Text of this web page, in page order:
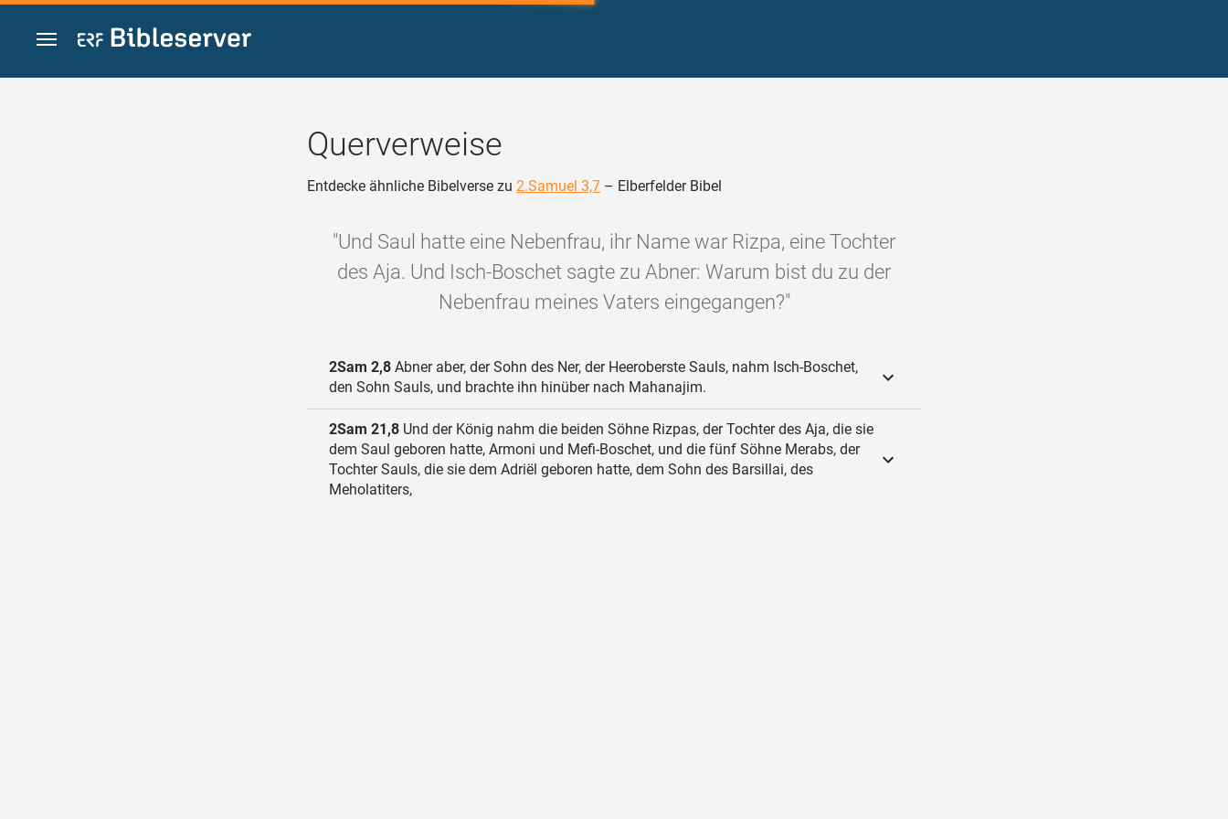
Zum Inhalt springen
Querverweise
Entdecke ähnliche Bibelverse zu 2.Samuel 3,7 – Elberfelder Bibel
"Und Saul hatte eine Nebenfrau, ihr Name war Rizpa, eine Tochter
des Aja. Und Isch-Boschet sagte zu Abner: Warum bist du zu der
Nebenfrau meines Vaters eingegangen?"
2Sam 2,8 Abner aber, der Sohn des Ner, der Heeroberste Sauls, nahm Isch-Boschet,
den Sohn Sauls, und brachte ihn hinüber nach Mahanajim.
2Sam 21,8 Und der König nahm die beiden Söhne Rizpas, der Tochter des Aja, die sie
dem Saul geboren hatte, Armoni und Mefi-Boschet, und die fünf Söhne Merabs, der
Tochter Sauls, die sie dem Adriël geboren hatte, dem Sohn des Barsillai, des
Meholatiters,